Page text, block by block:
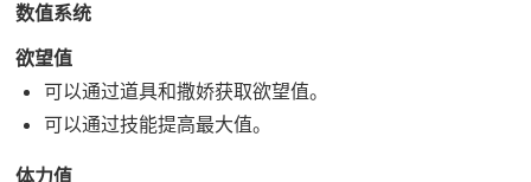
数值系统
欲望值
可以通过道具和撒娇获取欲望值。
可以通过技能提高最大值。
体力值